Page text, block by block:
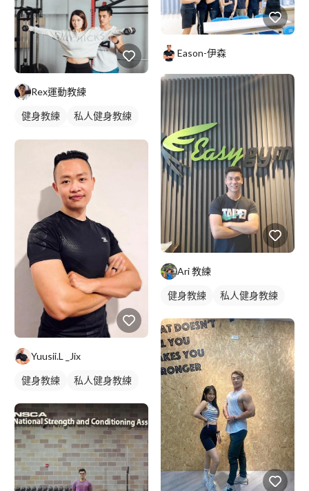
Rex運動教練
健身教練
私人健身教練
Yuusii.L _Jix
健身教練 私人健身教練
Eason-伊森
Ari 教練
健身教練 私人健身教練